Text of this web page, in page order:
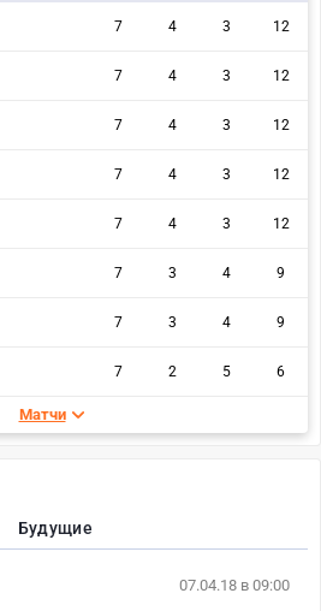
7 4 3 12
7 4 3 12
7 4 3 12
7 4 3 12
7 4 3 12
7 3 4 9
7 3 4 9
7 2 5 6
Матчи
Будущие
07.04.18 в 09:00